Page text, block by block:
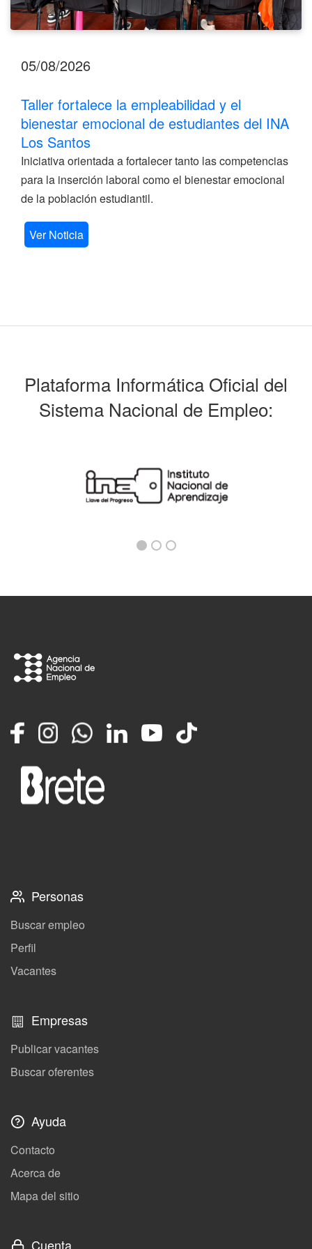
05/08/2026
Taller fortalece la empleabilidad y el
bienestar emocional de estudiantes del INA
Los Santos
Iniciativa orientada a fortalecer tanto las competencias
para la inserción laboral como el bienestar emocional
de la población estudiantil.
Ver Noticia
Plataforma Informática Oficial del
Sistema Nacional de Empleo:
FacebookInstagramWhatsappLinkedInYouTube
TikTok
Personas
Buscar empleo
Perfil
Vacantes
Empresas
Publicar vacantes
Buscar oferentes
Ayuda
Contacto
Acerca de
Mapa del sitio
Cuenta